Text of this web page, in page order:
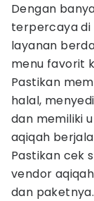
Dengan
terpercaya di
layanan
menu favorit
Pastikan
halal,
dan memiliki
aqiqah
Pastikan cek
vendor
dan paketnya.